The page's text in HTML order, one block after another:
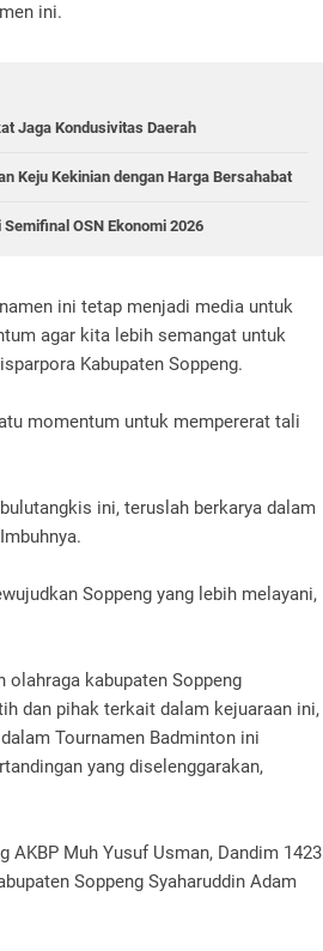
ini.
Jaga Kondusivitas Daerah
Keju Kekinian dengan Harga Bersahabat
OSN Ekonomi 2026
ini tetap menjadi media untuk
agar kita lebih semangat untuk
Kabupaten Soppeng.
momentum untuk mempererat tali
ini, teruslah berkarya dalam
Soppeng yang lebih melayani,
olahraga kabupaten Soppeng
dan pihak terkait dalam kejuaraan ini,
Tournamen Badminton ini
yang diselenggarakan,
AKBP Muh Yusuf Usman, Dandim 1423
Soppeng Syaharuddin Adam